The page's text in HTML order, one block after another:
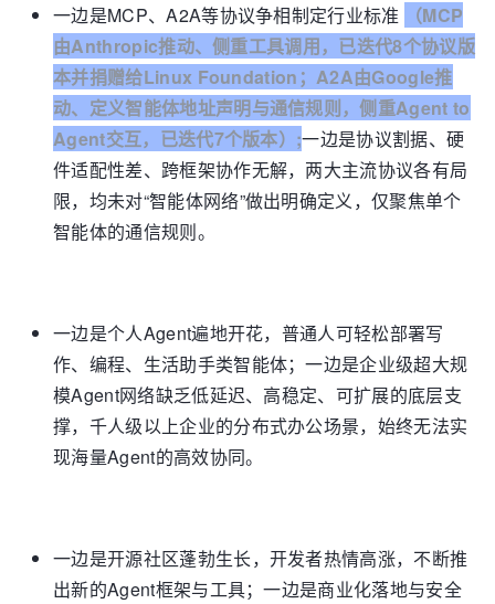
一边是MCP、A2A等协议争相制定行业标准
（MCP
由Anthropic推动、侧重工具调用，已迭代8个协议版
本并捐赠给Linux Foundation；A2A由Google推
动、定义智能体地址声明与通信规则，侧重Agent to
Agent交互，已迭代7个版本）;一边是协议割据、硬
件适配性差、跨框架协作无解，两大主流协议各有局
限，均未对“智能体网络”做出明确定义，仅聚焦单个
智能体的通信规则。
一边是个人Agent遍地开花，普通人可轻松部署写
作、编程、生活助手类智能体；一边是企业级超大规
模Agent网络缺乏低延迟、高稳定、可扩展的底层支
撑，千人级以上企业的分布式办公场景，始终无法实
现海量Agent的高效协同。
一边是开源社区蓬勃生长，开发者热情高涨，不断推
出新的Agent框架与工具；一边是商业化落地与安全